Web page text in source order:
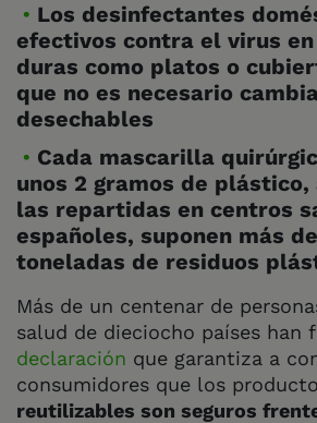
Los desinfectantes
efectivos contra el virus
duras como platos o
que no es necesario
desechables
Cada mascarilla
unos 2 gramos de plástico,
las repartidas en centros
españoles, suponen más
toneladas de residuos
Más de un centenar de
salud de dieciocho países han
declaración que garantiza a
consumidores que los
reutilizables son seguros